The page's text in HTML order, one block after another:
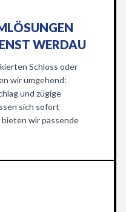
WERDAU
Schloss oder
wir umgehend:
und zügige
sich sofort
wir passende